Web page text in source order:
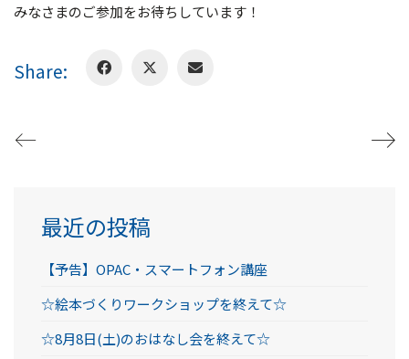
みなさまのご参加をお待ちしています！
Share:
最近の投稿
【予告】OPAC・スマートフォン講座
☆絵本づくりワークショップを終えて☆
☆8月8日(土)のおはなし会を終えて☆